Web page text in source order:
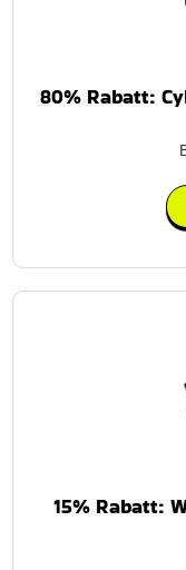
80% Rabatt:
15% Rabatt: